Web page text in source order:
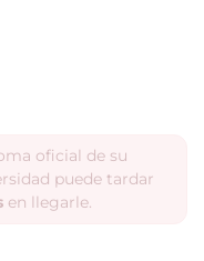
oficial de su
puede tardar
en llegarle.